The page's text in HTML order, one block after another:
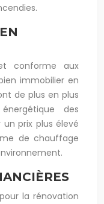
conforme aux
immobilier en
de plus en plus
des
prix plus élevé
de chauffage
la rénovation